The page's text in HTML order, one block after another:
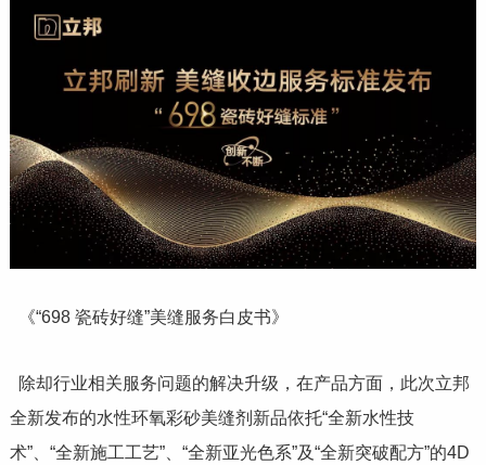
《“698 瓷砖好缝”美缝服务白皮书》
除却行业相关服务问题的解决升级，在产品方面，此次立邦
全新发布的水性环氧彩砂美缝剂新品依托“全新水性技
术”、“全新施工工艺”、“全新亚光色系”及“全新突破配方”的4D